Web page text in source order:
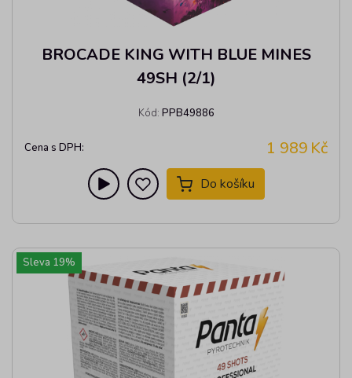
BROCADE KING WITH BLUE MINES
49SH (2/1)
Kód: PPB49886
Cena s DPH: 1 989 Kč
Do košíku
Sleva 19%